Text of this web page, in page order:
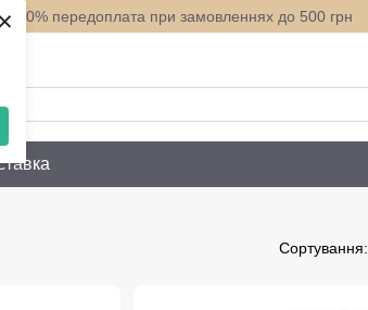
100% передоплата при замовленнях до 500 грн
Сортування: